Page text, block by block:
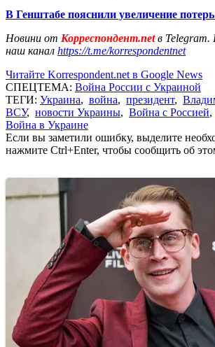
В Генштабе пояснили увеличение
Новини от Корреспондент.netв Telegram.
наш канал https://t.me/korrespondentnet
Читайте Korrespondent.net в Google News
СПЕЦТЕМА: Война России с Украиной
ТЕГИ: Украина, война, президент,
ВСУ, новости Украины, Война с Россией,
Война в Украине
Если вы заметили ошибку, выделите
нажмите Ctrl+Enter, чтобы сообщить об